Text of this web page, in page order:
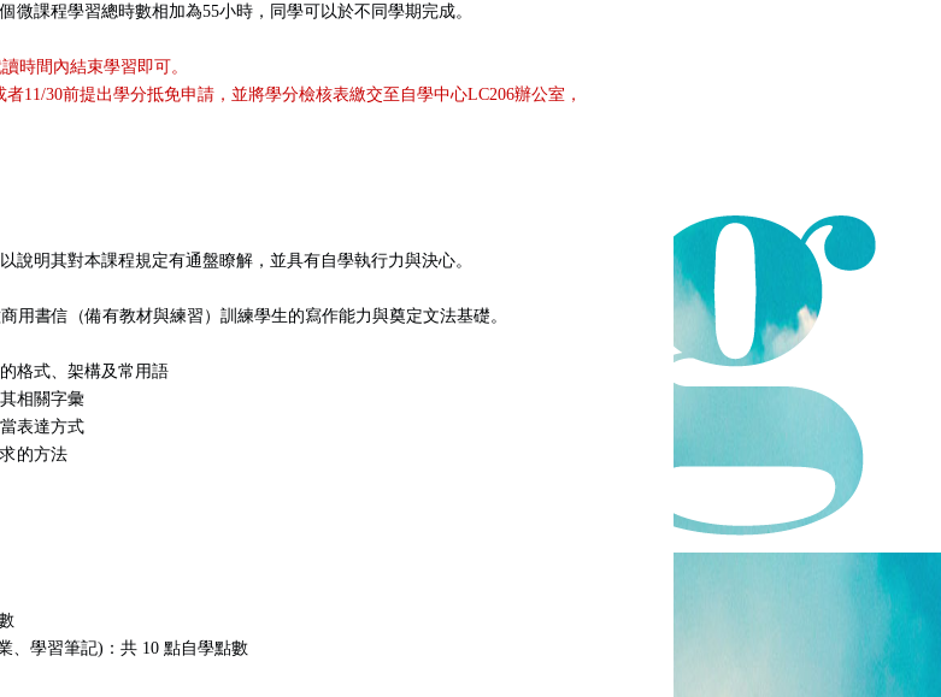
微課程學習總時數相加為55小時，同學可以於不同學期完成。
時間內結束學習即可。
者11/30前提出學分抵免申請，並將學分檢核表繳交至自學中心LC206辦公室，
說明其對本課程規定有通盤瞭解，並具有自學執行力與決心。
用書信（備有教材與練習）訓練學生的寫作能力與奠定文法基礎。
格式、架構及常用語
相關字彙
表達方式
的方法
、學習筆記)：共 10 點自學點數